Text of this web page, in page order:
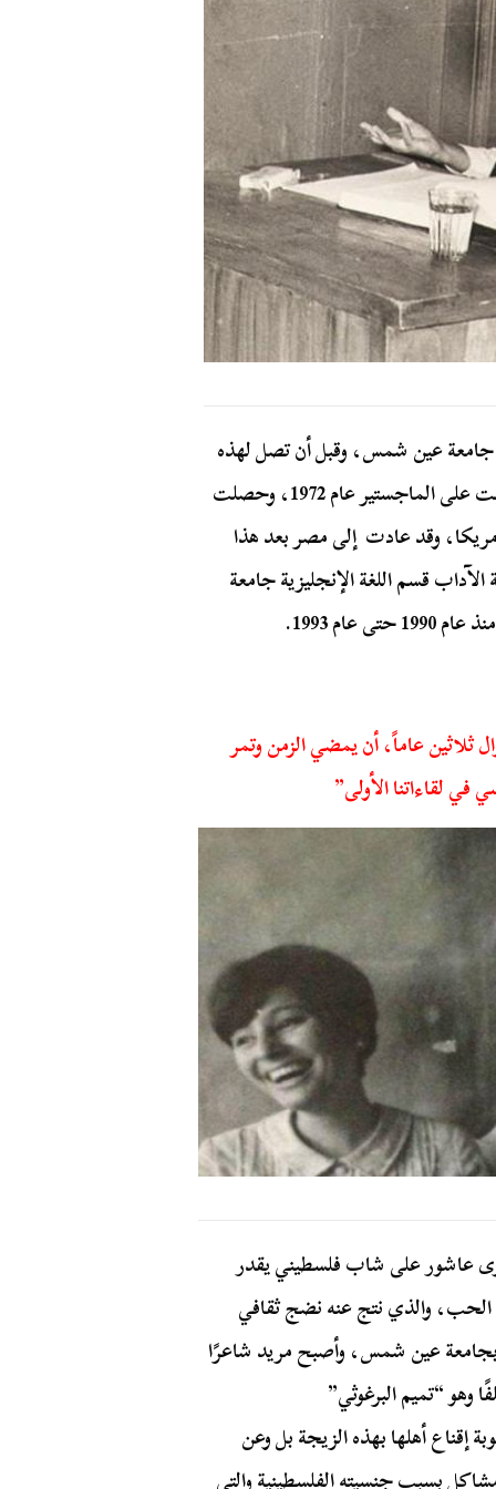
جامعة عين شمس، وقبل أن تصل لهذه
المكانة درست الأدب المقارن بجامعة القاهرة، ثم حصلت على الماجستير عام 1972، وحصلت
وقد عادت إلى مصر بعد هذا
قسم اللغة الإنجليزية جامعة
عاماً، أن يمضي الزمن وتمر
لقاءاتنا الأولى”
عاشور على شاب فلسطيني يقدر
الحب، والذي نتج عنه نضج ثقافي
بجامعة عين شمس، وأصبح مريد شاعرًا
وهو “تميم البرغوثي”
أهلها بهذه الزيجة بل وعن
بسبب جنسيته الفلسطينية والتي